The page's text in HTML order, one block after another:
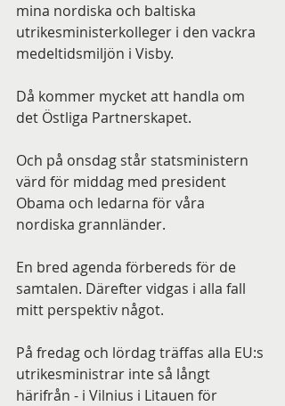
mina nordiska och baltiska
utrikesministerkolleger i den vackra
medeltidsmiljön i Visby.
Då kommer mycket att handla om
det Östliga Partnerskapet.
Och på onsdag står statsministern
värd för middag med president
Obama och ledarna för våra
nordiska grannländer.
En bred agenda förbereds för de
samtalen. Därefter vidgas i alla fall
mitt perspektiv något.
På fredag och lördag träffas alla EU:s
utrikesministrar inte så långt
härifrån - i Vilnius i Litauen för